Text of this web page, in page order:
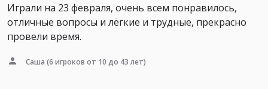
Играли на 23 февраля, очень всем понравилось,
отличные вопросы и лёгкие и трудные, прекрасно
провели время.
Саша (6 игроков от 10 до 43 лет)